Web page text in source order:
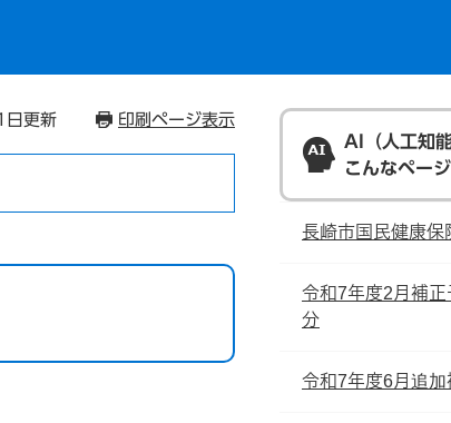
日更新 印刷ページ表示
AI（人工知
こんなペー
長崎市国民健康保
令和7年度2月補
分
令和7年度6月追加